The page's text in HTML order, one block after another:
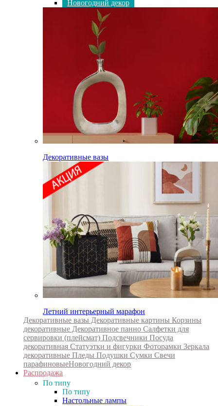
Новогодний декор
Декоративные вазы
Летний интерьерный марафон
Декоративные вазы Декоративные картины Корзины
декоративные Декоративное панно Салфетки для
сервировки (плейсмат) Подсвечники Посуда
декоративная Статуэтки и фигурки Фоторамки Зеркала
декоративные Пледы Подушки Сумки Свечи
парафиновыеНовогодний декор
Распродажа
По типу
По типу
Настольные лампы